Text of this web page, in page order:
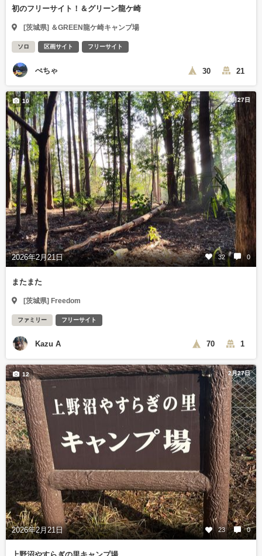
初のフリーサイト！＆グリーン龍ケ崎
[茨城県] ＆GREEN龍ケ崎キャンプ場
ソロ 区画サイト フリーサイト
ぺちゃ 30 21
2月27日
2026年2月21日 32 0
10
またまた
[茨城県] Freedom
ファミリー フリーサイト
Kazu A 70 1
2月27日
2026年2月21日 23 0
12